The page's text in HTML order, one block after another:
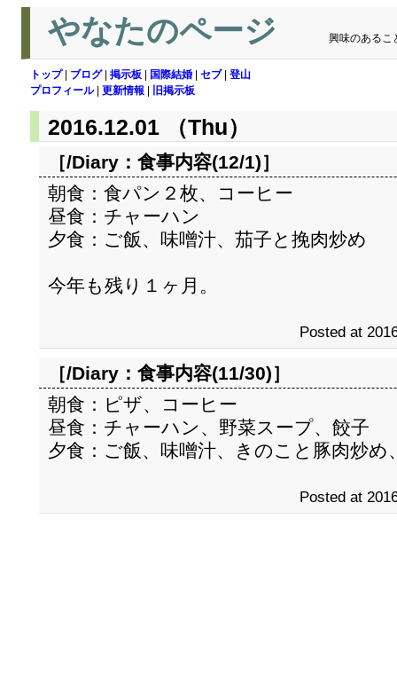
やなたのページ 興味のあるこ
トップ| ブログ| 掲示板 国際結婚 セブ| 登山
プロフィール| 更新情報 旧掲示板
2016.12.01 （Thu）
［/Diary： 食事内容(12/1)］
朝食：食パン２枚、コーヒー
昼食：チャーハン
夕食：ご飯、味噌汁、茄子と挽肉炒め
今年も残り１ヶ月。
Posted at
［/Diary： 食事内容(11/30)］
朝食：ピザ、コーヒー
昼食：チャーハン、野菜スープ、餃子
夕食：ご飯、味噌汁、きのこと豚肉炒め
Posted at